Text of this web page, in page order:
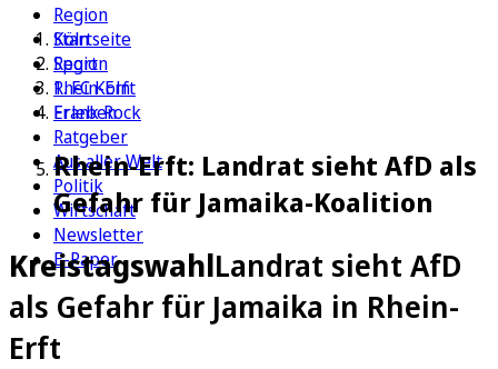
Region
Köln
Sport
1. FC Köln
Erleben
Ratgeber
Aus aller Welt
Politik
Wirtschaft
Newsletter
E-Paper
Startseite
Region
Rhein-Erft
Frank Rock
Rhein-Erft: Landrat sieht AfD als
Gefahr für Jamaika-Koalition
KreistagswahlLandrat sieht AfD
als Gefahr für Jamaika in Rhein-
Erft